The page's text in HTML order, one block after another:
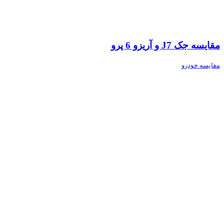
مقایسه جک J7 و آریزو 6 پرو
مقایسه خودرو